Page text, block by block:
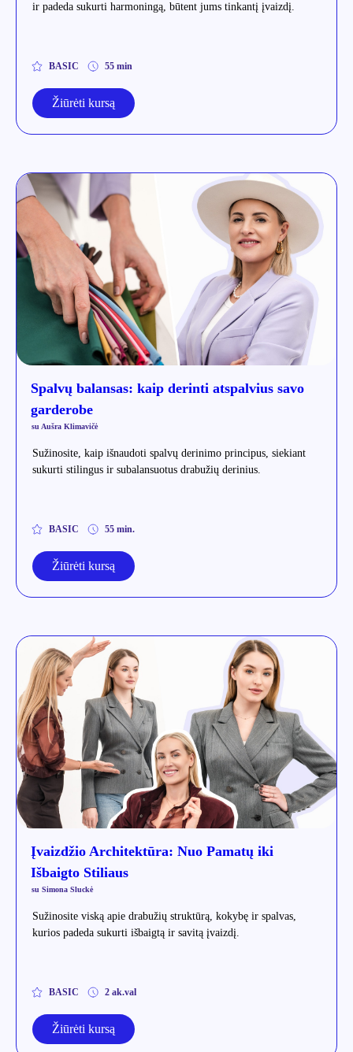
ir padeda sukurti harmoningą, būtent jums tinkantį įvaizdį.
BASIC 55 min
Žiūrėti kursą
Spalvų balansas: kaip derinti atspalvius savo
garderobe
su Aušra Klimavičė
Sužinosite, kaip išnaudoti spalvų derinimo principus, siekiant
sukurti stilingus ir subalansuotus drabužių derinius.
BASIC 55 min.
Žiūrėti kursą
Įvaizdžio Architektūra: Nuo Pamatų iki
Išbaigto Stiliaus
su Simona Sluckė
Sužinosite viską apie drabužių struktūrą, kokybę ir spalvas,
kurios padeda sukurti išbaigtą ir savitą įvaizdį.
BASIC 2 ak.val
Žiūrėti kursą